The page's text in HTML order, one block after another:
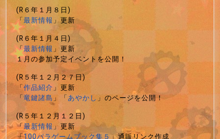
(R６年１月８日)
「最新情報」更新
(R６年１月４日)
「最新情報」更新
１月の参加予定イベントを公開！
(R５年１２月２７日)
「作品紹介」更新
「竜鍵諸島」「あやかし」のページを公開！
(R５年１２月１２日)
「最新情報」更新
「100パラゲームブック集５」通販リンク作成